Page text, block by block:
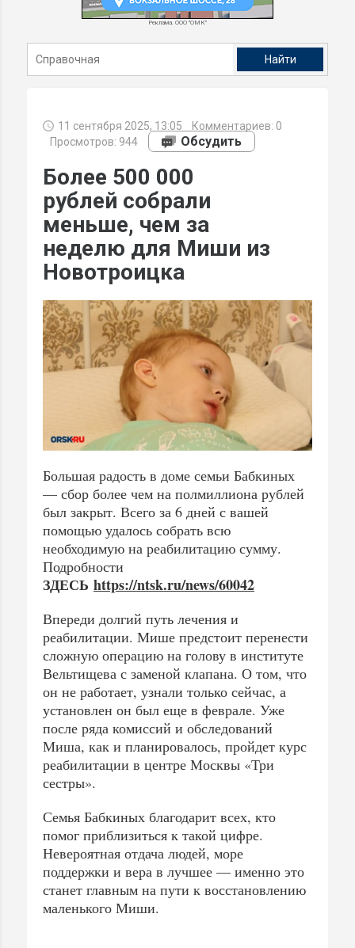
Реклама. ООО "ОМК"
11 сентября 2025, 13:05 Комментариев: 0
Просмотров: 944
Обсудить
Более 500 000
рублей собрали
меньше, чем за
неделю для Миши из
Новотроицка
Большая радость в доме семьи Бабкиных
— сбор более чем на полмиллиона рублей
был закрыт. Всего за 6 дней с вашей
помощью удалось собрать всю
необходимую на реабилитацию сумму.
Подробности
ЗДЕСЬ https://ntsk.ru/news/60042
Впереди долгий путь лечения и
реабилитации. Мише предстоит перенести
сложную операцию на голову в институте
Вельтищева с заменой клапана. О том, что
он не работает, узнали только сейчас, а
установлен он был еще в феврале. Уже
после ряда комиссий и обследований
Миша, как и планировалось, пройдет курс
реабилитации в центре Москвы «Три
сестры».
Семья Бабкиных благодарит всех, кто
помог приблизиться к такой цифре.
Невероятная отдача людей, море
поддержки и вера в лучшее — именно это
станет главным на пути к восстановлению
маленького Миши.